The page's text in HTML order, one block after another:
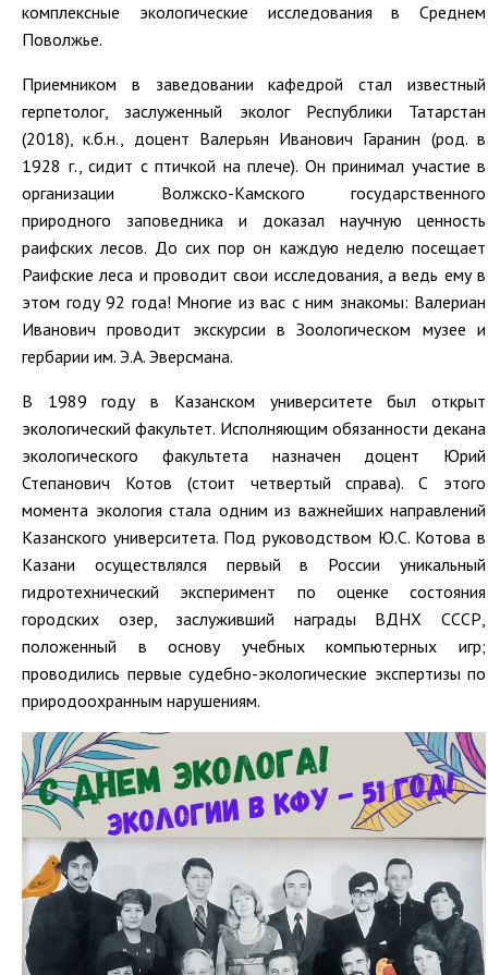
комплексные экологические исследования в Среднем
Поволжье.
Приемником в заведовании кафедрой стал известный
герпетолог, заслуженный эколог Республики Татарстан
(2018), к.б.н., доцент Валерьян Иванович Гаранин (род. в
1928 г., сидит с птичкой на плече). Он принимал участие в
организации Волжско-Камского государственного
природного заповедника и доказал научную ценность
раифских лесов. До сих пор он каждую неделю посещает
Раифские леса и проводит свои исследования, а ведь ему в
этом году 92 года! Многие из вас с ним знакомы: Валериан
Иванович проводит экскурсии в Зоологическом музее и
гербарии им. Э.А. Эверсмана.
В 1989 году в Казанском университете был открыт
экологический факультет. Исполняющим обязанности декана
экологического факультета назначен доцент Юрий
Степанович Котов (стоит четвертый справа). С этого
момента экология стала одним из важнейших направлений
Казанского университета. Под руководством Ю.С. Котова в
Казани осуществлялся первый в России уникальный
гидротехнический эксперимент по оценке состояния
городских озер, заслуживший награды ВДНХ СССР,
положенный в основу учебных компьютерных игр;
проводились первые судебно-экологические экспертизы по
природоохранным нарушениям.